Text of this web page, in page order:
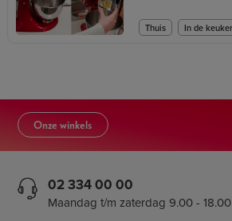
Thuis In de
Onze winkels
02 334 00 00
Maandag t/m zaterdag 9.00 -